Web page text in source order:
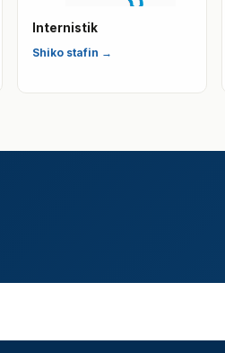
Internistik
Shiko stafin →